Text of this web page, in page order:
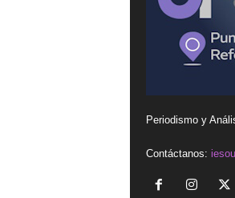
Periodismo y
Contáctanos: